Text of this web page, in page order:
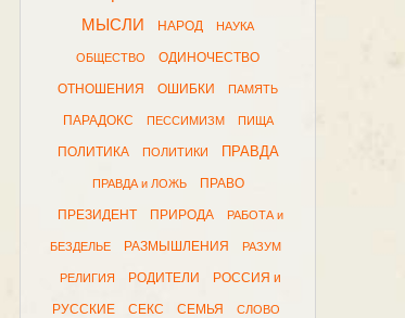
МЫСЛИ НАРОД НАУКА
ОБЩЕСТВО ОДИНОЧЕСТВО
ОТНОШЕНИЯ ОШИБКИ ПАМЯТЬ
ПАРАДОКС ПЕССИМИЗМ ПИЩА
ПОЛИТИКА ПОЛИТИКИ ПРАВДА
ПРАВДА и ЛОЖЬ ПРАВО
ПРЕЗИДЕНТ ПРИРОДА РАБОТА и
БЕЗДЕЛЬЕ РАЗМЫШЛЕНИЯ РАЗУМ
РЕЛИГИЯ РОДИТЕЛИ РОССИЯ и
РУССКИЕ СЕКС СЕМЬЯ СЛОВО